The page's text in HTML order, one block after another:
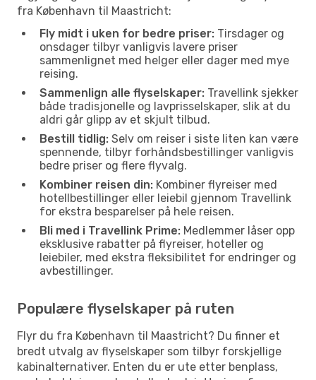
fra København til Maastricht:
Fly midt i uken for bedre priser: Tirsdager og
onsdager tilbyr vanligvis lavere priser
sammenlignet med helger eller dager med mye
reising.
Sammenlign alle flyselskaper: Travellink sjekker
både tradisjonelle og lavprisselskaper, slik at du
aldri går glipp av et skjult tilbud.
Bestill tidlig: Selv om reiser i siste liten kan være
spennende, tilbyr forhåndsbestillinger vanligvis
bedre priser og flere flyvalg.
Kombiner reisen din: Kombiner flyreiser med
hotellbestillinger eller leiebil gjennom Travellink
for ekstra besparelser på hele reisen.
Bli med i Travellink Prime: Medlemmer låser opp
eksklusive rabatter på flyreiser, hoteller og
leiebiler, med ekstra fleksibilitet for endringer og
avbestillinger.
Populære flyselskaper på ruten
Flyr du fra København til Maastricht? Du finner et
bredt utvalg av flyselskaper som tilbyr forskjellige
kabinalternativer. Enten du er ute etter benplass,